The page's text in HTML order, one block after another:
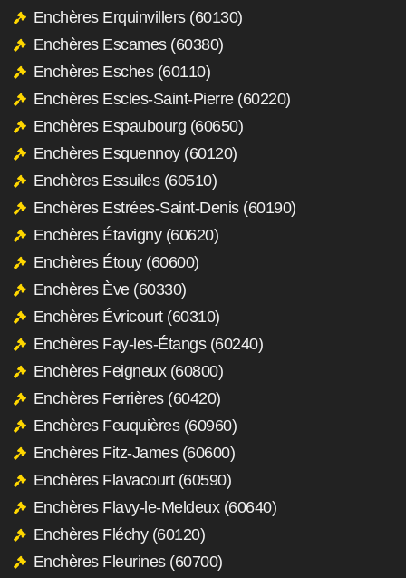
Enchères Erquinvillers (60130)
Enchères Escames (60380)
Enchères Esches (60110)
Enchères Escles-Saint-Pierre (60220)
Enchères Espaubourg (60650)
Enchères Esquennoy (60120)
Enchères Essuiles (60510)
Enchères Estrées-Saint-Denis (60190)
Enchères Étavigny (60620)
Enchères Étouy (60600)
Enchères Ève (60330)
Enchères Évricourt (60310)
Enchères Fay-les-Étangs (60240)
Enchères Feigneux (60800)
Enchères Ferrières (60420)
Enchères Feuquières (60960)
Enchères Fitz-James (60600)
Enchères Flavacourt (60590)
Enchères Flavy-le-Meldeux (60640)
Enchères Fléchy (60120)
Enchères Fleurines (60700)